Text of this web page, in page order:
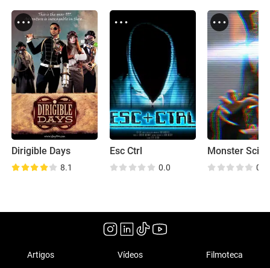
Dirigible Days
8.1
Esc Ctrl
0.0
Monster
0.0
Artigos Vídeos Filmoteca